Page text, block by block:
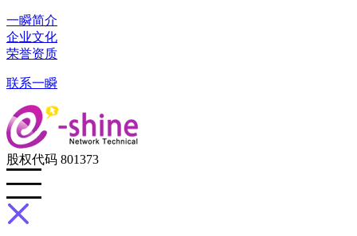
一瞬简介
企业文化
荣誉资质
联系一瞬
股权代码 801373